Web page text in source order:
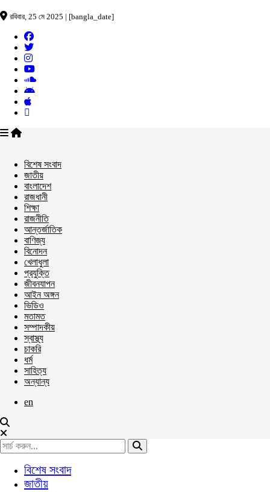
রবিবার, 25 মে 2025 | [bangla_date]
বিশেষ সংবাদ
জাতীয়
বাংলাদেশ
রাজধানী
শিক্ষা
রাজনীতি
আন্তর্জাতিক
বাণিজ্য
বিনোদন
খেলাধুলা
প্রযুক্তি
জীবনযাপন
আইন অঙ্গন
ভিডিও
মতামত
সম্পাদকীয়
স্বাস্থ্য
চাকরি
ধর্ম
সাহিত্য
অন্যান্য
en
বিশেষ সংবাদ
জাতীয়